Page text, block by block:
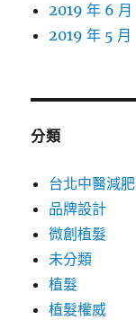
2019 年 6 月
2019 年 5 月
分類
台北中醫減肥
品牌設計
微創植髮
未分類
植髮
植髮權威